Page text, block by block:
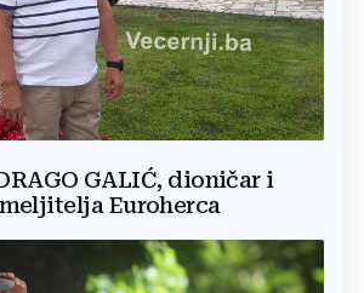
GALIĆ, dioničar i
Euroherca